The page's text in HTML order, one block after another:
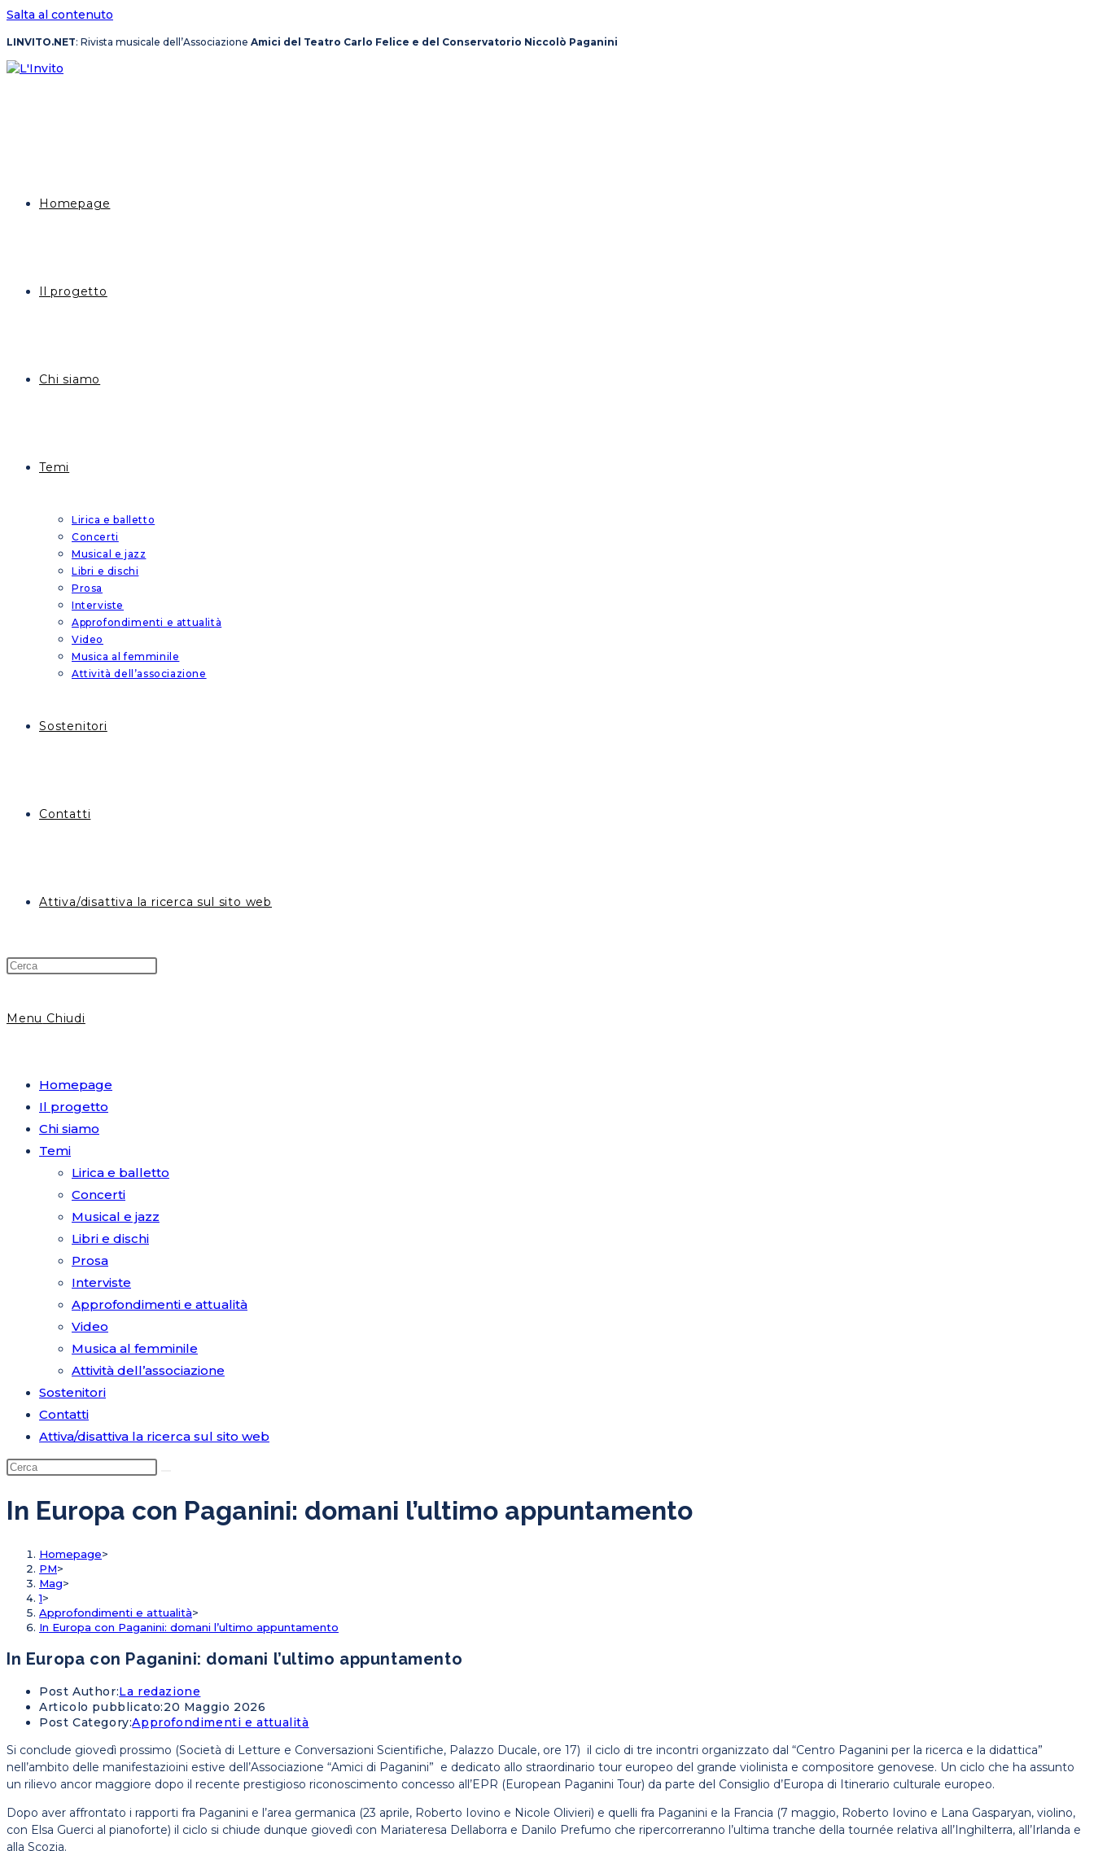
Salta al contenuto
LINVITO.NET: Rivista musicale dell’Associazione Amici del Teatro Carlo Felice e del Conservatorio Niccolò Paganini
Homepage
Il progetto
Chi siamo
Temi
Lirica e balletto
Concerti
Musical e jazz
Libri e dischi
Prosa
Interviste
Approfondimenti e attualità
Video
Musica al femminile
Attività dell’associazione
Sostenitori
Contatti
Attiva/disattiva la ricerca sul sito web
Menu Chiudi
Homepage
Il progetto
Chi siamo
Temi
Lirica e balletto
Concerti
Musical e jazz
Libri e dischi
Prosa
Interviste
Approfondimenti e attualità
Video
Musica al femminile
Attività dell’associazione
Sostenitori
Contatti
Attiva/disattiva la ricerca sul sito web
In Europa con Paganini: domani l’ultimo appuntamento
Homepage>
PM>
Mag>
1>
Approfondimenti e attualità>
In Europa con Paganini: domani l’ultimo appuntamento
In Europa con Paganini: domani l’ultimo appuntamento
Post Author:La redazione
Articolo pubblicato:20 Maggio 2026
Post Category:Approfondimenti e attualità
Si conclude giovedì prossimo (Società di Letture e Conversazioni Scientifiche, Palazzo Ducale, ore 17) il ciclo di tre incontri organizzato dal “Centro Paganini per la ricerca e la didattica”
nell’ambito delle manifestazioini estive dell’Associazione “Amici di Paganini” e dedicato allo straordinario tour europeo del grande violinista e compositore genovese. Un ciclo che ha assunto
un rilievo ancor maggiore dopo il recente prestigioso riconoscimento concesso all’EPR (European Paganini Tour) da parte del Consiglio d’Europa di Itinerario culturale europeo.
Dopo aver affrontato i rapporti fra Paganini e l’area germanica (23 aprile, Roberto Iovino e Nicole Olivieri) e quelli fra Paganini e la Francia (7 maggio, Roberto Iovino e Lana Gasparyan, violino,
con Elsa Guerci al pianoforte) il ciclo si chiude dunque giovedì con Mariateresa Dellaborra e Danilo Prefumo che ripercorreranno l’ultima tranche della tournée relativa all’Inghilterra, all’Irlanda e
alla Scozia.